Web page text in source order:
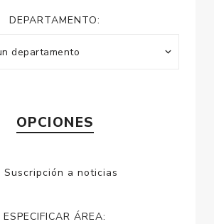
DEPARTAMENTO:
OPCIONES
Suscripción a noticias
ESPECIFICAR ÁREA: